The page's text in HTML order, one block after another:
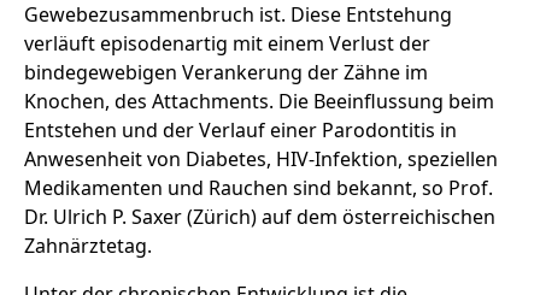
Gewebezusammenbruch ist. Diese Entstehung
verläuft episodenartig mit einem Verlust der
bindegewebigen Verankerung der Zähne im
Knochen, des Attachments. Die Beeinflussung beim
Entstehen und der Verlauf einer Parodontitis in
Anwesenheit von Diabetes, HIV-Infektion, speziellen
Medikamenten und Rauchen sind bekannt, so Prof.
Dr. Ulrich P. Saxer (Zürich) auf dem österreichischen
Zahnärztetag.